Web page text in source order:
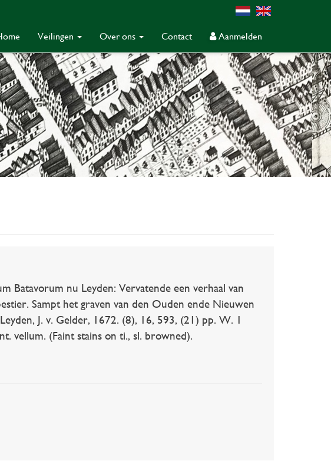
Veilingen Over ons Contact Aanmelden
Batavorum nu Leyden: Vervatende een verhaal van
Sampt het graven van den Ouden ende Nieuwen
J. v. Gelder, 1672. (8), 16, 593, (21) pp. W. 1
vellum. (Faint stains on ti., sl. browned).